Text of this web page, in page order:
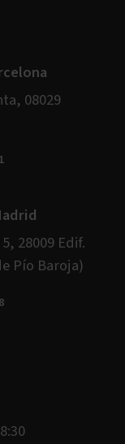
08029
28009 Edif.
Pío Baroja)